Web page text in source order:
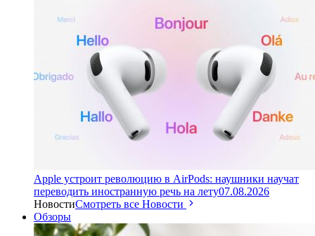
Apple устроит революцию в AirPods: наушники научат
переводить иностранную речь на лету07.08.2026
НовостиСмотреть все Новости
Обзоры